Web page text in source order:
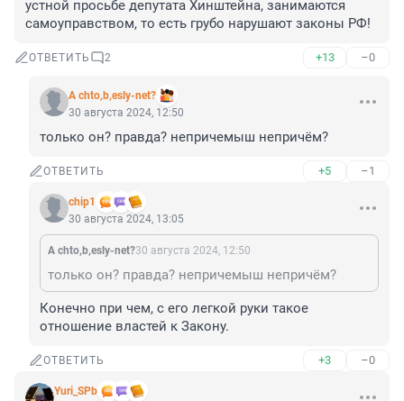
устной просьбе депутата Хинштейна, занимаются
самоуправством, то есть грубо нарушают законы РФ!
ОТВЕТИТЬ 2 +13 –0
A chto,b,esly-net?
30 августа 2024, 12:50
только он? правда? непричемыш непричём?
ОТВЕТИТЬ +5 –1
chip1
30 августа 2024, 13:05
A chto,b,esly-net?30 августа 2024, 12:50
только он? правда? непричемыш непричём?
Конечно при чем, с его легкой руки такое
отношение властей к Закону.
ОТВЕТИТЬ +3 –0
Yuri_SPb